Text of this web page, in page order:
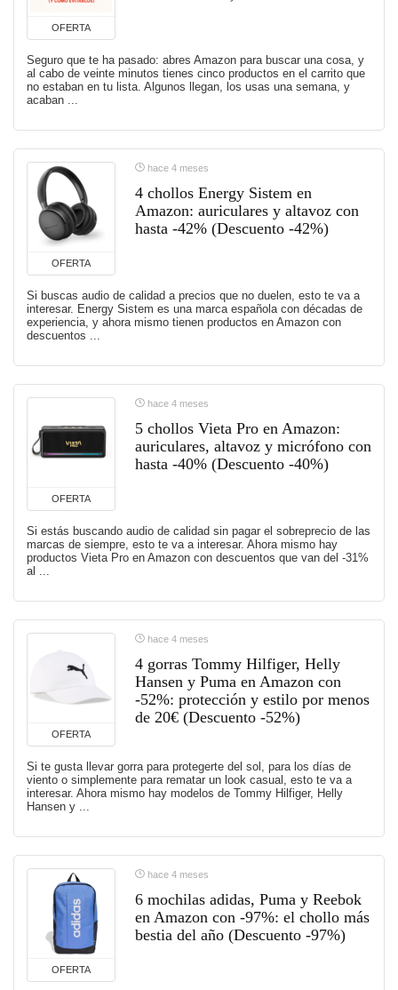
OFERTA
Seguro que te ha pasado: abres Amazon para buscar una cosa, y
al cabo de veinte minutos tienes cinco productos en el carrito que
no estaban en tu lista. Algunos llegan, los usas una semana, y
acaban ...
OFERTA
hace 4 meses
4 chollos Energy Sistem en
Amazon: auriculares y altavoz con
hasta -42% (Descuento -42%)
Si buscas audio de calidad a precios que no duelen, esto te va a
interesar. Energy Sistem es una marca española con décadas de
experiencia, y ahora mismo tienen productos en Amazon con
descuentos ...
OFERTA
hace 4 meses
5 chollos Vieta Pro en Amazon:
auriculares, altavoz y micrófono con
hasta -40% (Descuento -40%)
Si estás buscando audio de calidad sin pagar el sobreprecio de las
marcas de siempre, esto te va a interesar. Ahora mismo hay
productos Vieta Pro en Amazon con descuentos que van del -31%
al ...
OFERTA
hace 4 meses
4 gorras Tommy Hilfiger, Helly
Hansen y Puma en Amazon con
-52%: protección y estilo por menos
de 20€ (Descuento -52%)
Si te gusta llevar gorra para protegerte del sol, para los días de
viento o simplemente para rematar un look casual, esto te va a
interesar. Ahora mismo hay modelos de Tommy Hilfiger, Helly
Hansen y ...
OFERTA
hace 4 meses
6 mochilas adidas, Puma y Reebok
en Amazon con -97%: el chollo más
bestia del año (Descuento -97%)